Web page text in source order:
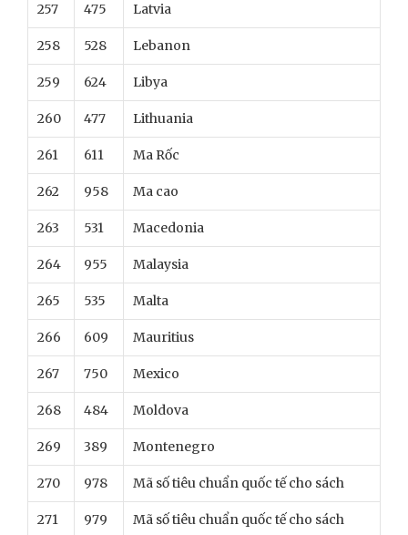
257 475 Latvia
258 528 Lebanon
259 624 Libya
260 477 Lithuania
261 611 Ma Rốc
262 958 Ma cao
263 531 Macedonia
264 955 Malaysia
265 535 Malta
266 609 Mauritius
267 750 Mexico
268 484 Moldova
269 389 Montenegro
270 978 Mã số tiêu chuẩn quốc tế cho sách
271 979 Mã số tiêu chuẩn quốc tế cho sách